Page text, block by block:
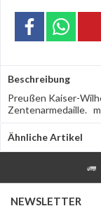
Beschreibung
Preußen Kaiser-
Zentenarmedaille.
Ähnliche Artikel
NEWSLETTER